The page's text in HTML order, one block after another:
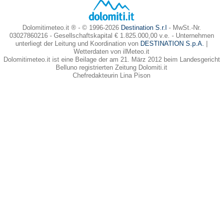
Dolomitimeteo.it ® - © 1996-2026 Destination S.r.l - MwSt.-Nr.
03027860216 - Gesellschaftskapital € 1.825.000,00 v.e. - Unternehmen
unterliegt der Leitung und Koordination von DESTINATION S.p.A.
Wetterdaten von ilMeteo.it
Dolomitimeteo.it ist eine Beilage der am 21. März 2012 beim Landesgericht
Belluno registrierten Zeitung Dolomiti.it
Chefredakteurin Lina Pison